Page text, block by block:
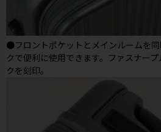
●フロントポケットとメインルームを
クで便利に使用できます。ファスナー
クを刻印。